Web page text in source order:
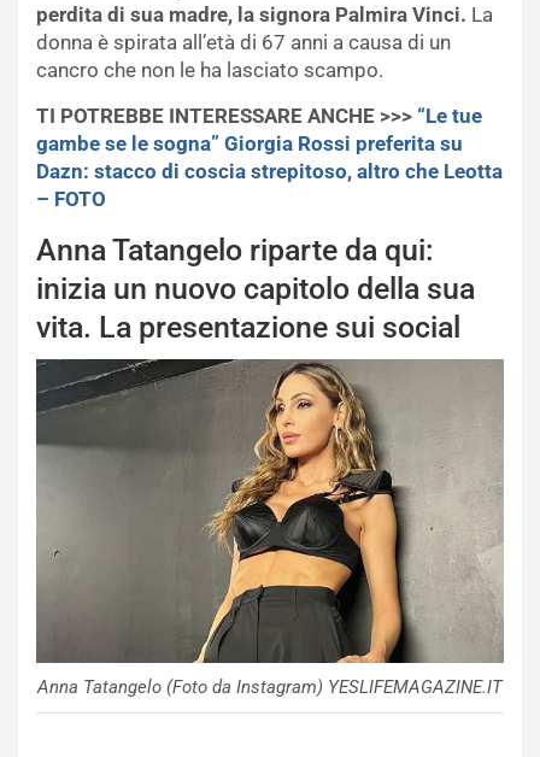
perdita di sua madre, la signora Palmira Vinci. La
donna è spirata all’età di 67 anni a causa di un
cancro che non le ha lasciato scampo.
TI POTREBBE INTERESSARE ANCHE >>> “Le tue
gambe se le sogna” Giorgia Rossi preferita su
Dazn: stacco di coscia strepitoso, altro che Leotta
– FOTO
Anna Tatangelo riparte da qui:
inizia un nuovo capitolo della sua
vita. La presentazione sui social
Anna Tatangelo (Foto da Instagram) YESLIFEMAGAZINE.IT